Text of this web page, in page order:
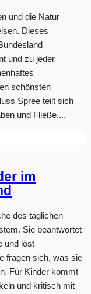
und die Natur
Dieses
und zu jeder
schönsten
Spree teilt sich
und Fließe....
im
des täglichen
Sie beantwortet
und löst
fragen sich, was sie
Für Kinder kommt
und kritisch mit